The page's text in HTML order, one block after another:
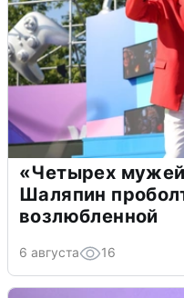
«Четырех
Шаляпин
возлюбленной
6 августа 16